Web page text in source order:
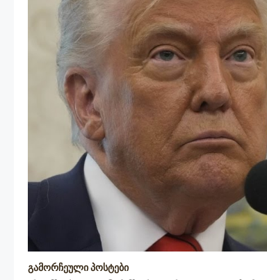
გამორჩეული პოსტები